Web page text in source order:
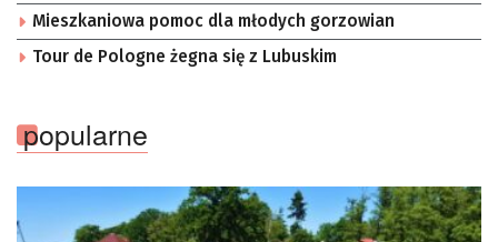
Mieszkaniowa pomoc dla młodych gorzowian
Tour de Pologne żegna się z Lubuskim
popularne